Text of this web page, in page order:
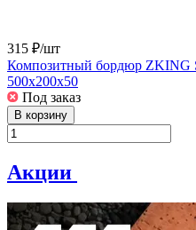
315 ₽/шт
Композитный бордюр ZKING
500х200х50
Под заказ
В корзину
Акции